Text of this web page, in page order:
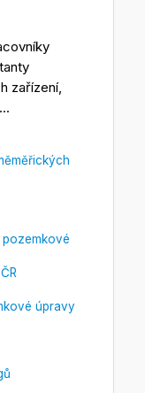
zařízení,
úpravy